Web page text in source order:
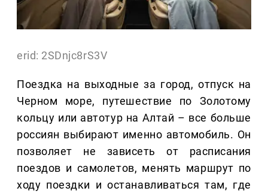
erid: 2SDnjc8rS3V
Поездка на выходные за город, отпуск на
Черном море, путешествие по Золотому
кольцу или автотур на Алтай – все больше
россиян выбирают именно автомобиль. Он
позволяет не зависеть от расписания
поездов и самолетов, менять маршрут по
ходу поездки и останавливаться там, где